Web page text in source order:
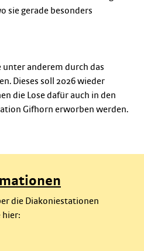
sie gerade besonders
unter anderem durch das
Dieses soll 2026 wieder
die Lose dafür auch in den
Gifhorn erworben werden.
die Diakoniestationen
hier: